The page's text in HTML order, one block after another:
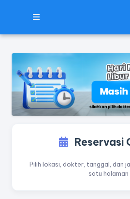
Reservasi
Pilih lokasi, dokter, tanggal, dan
satu halaman